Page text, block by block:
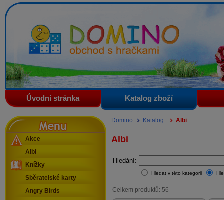
Domino - obchod s hračkami
Úvodní stránka Katalog zboží
Domino Katalog Albi
Albi
Hledání:
Hledat v této kategorii
Celkem produktů: 56
Menu
Akce
Albi
Knížky
Sběratelské karty
Angry Birds